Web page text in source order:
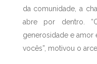
da comunidade, a
abre por dentro.
generosidade e amor
vocês”, motivou o